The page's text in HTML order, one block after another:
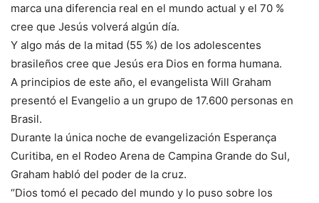
marca una diferencia real en el mundo actual y el 70 %
cree que Jesús volverá algún día.
Y algo más de la mitad (55 %) de los adolescentes
brasileños cree que Jesús era Dios en forma humana.
A principios de este año, el evangelista Will Graham
presentó el Evangelio a un grupo de 17.600 personas en
Brasil.
Durante la única noche de evangelización Esperança
Curitiba, en el Rodeo Arena de Campina Grande do Sul,
Graham habló del poder de la cruz.
“Dios tomó el pecado del mundo y lo puso sobre los